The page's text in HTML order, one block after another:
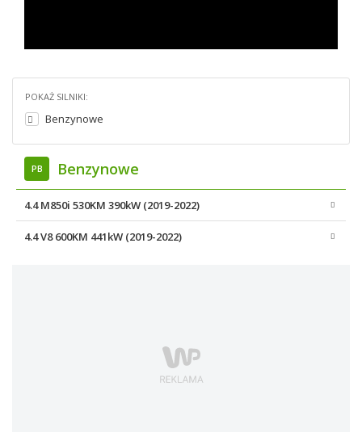
POKAŻ SILNIKI:
Benzynowe
PB Benzynowe
4.4 M850i 530KM 390kW (2019-2022)
4.4 V8 600KM 441kW (2019-2022)